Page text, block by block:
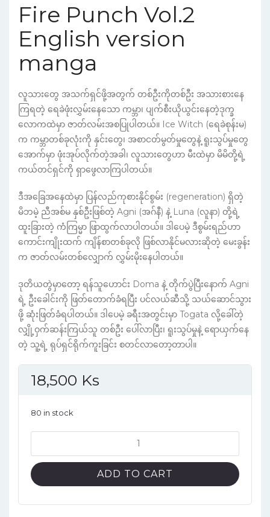
Fire Punch Vol.2
English version
manga
လူသားတွေ အသက်ရှင်ဖို့အတွက် တစ်ဦးကိုတစ်ဦး အသားစားနေ
ကြရတဲ့ ရေခဲဖုံးလွှမ်းနေသော ကမ္ဘာ၊ ပျက်စီးယိုယွင်းနေတဲ့ဒုက္ခ
လောကထဲမှာ ဇာတ်လမ်းအစပြုပါတယ်။ Ice Witch (ရေခဲစုန်းမ)
က ကမ္ဘာတစ်ခုလုံးကို နှင်းတွေ၊ အစာငတ်မွတ်မှုတွေနဲ့ ရူးသွပ်မှုတွေ
အောက်မှာ ဖုံးအုပ်လိုက်တဲ့အခါ၊ လူသားတွေဟာ မီးထဲမှာ မိမိတို့ရဲ့
ကယ်တင်ရှင်ကို ရှာဖွေလာကြပါတယ်။
ဒီအခြေအနေထဲမှာ ပြန်လည်ကုစားနိုင်စွမ်း (regeneration) ရှိတဲ့
မိဘမဲ့ ညီအစ်မ နှစ်ဦးဖြစ်တဲ့ Agni (အဂ်နီ) နဲ့ Luna (လူနာ) တို့ရဲ့
ထူးခြားတဲ့ ကံကြမ္မာ ဖြာထွက်လာပါတယ်။ ဒါပေမဲ့ ဒီစွမ်းရည်ဟာ
ကောင်းကျိုးထက် ကျိန်စာတစ်ခုလို ဖြစ်လာနိုင်မလားဆိုတဲ့ မေးခွန်း
က ဇာတ်လမ်းတစ်လျှောက် လွှမ်းမိုးနေပါတယ်။
ဒုတိယတွဲမှာတော့ ရန်သူဟောင်း Doma နဲ့ တိုက်ပွဲပြီးနောက် Agni
ရဲ့ ဦးခေါင်းကို ဖြတ်တောက်ခံရပြီး ပင်လယ်ဆီသို့ သယ်ဆောင်သွား
ဖို့ ဆုံးဖြတ်ခံရပါတယ်။ ဒါပေမဲ့ ခရီးအတွင်းမှာ Togata လို့ခေါ်တဲ့
လျှို့ဝှက်ဆန်းကြယ်သူ တစ်ဦး ပေါ်လာပြီး၊ ရူးသွပ်မှုနဲ့ ရောယှက်နေ
တဲ့ သူ့ရဲ့ ရုပ်ရှင်ရိုက်ကူးခြင်း စတင်လာတော့တာပါ။
18,500 Ks
80 in stock
Punch
Vol.2
English
ADD TO CART